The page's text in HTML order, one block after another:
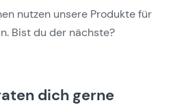
nutzen unsere Produkte für
Bist du der nächste?
dich gerne